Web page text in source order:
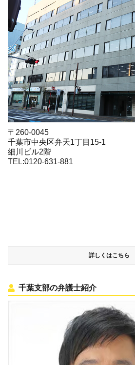
〒260-0045
千葉市中央区弁天1丁目15-1
細川ビル2階
TEL:0120-631-881
詳しくはこちら
千葉支部の弁護士紹介